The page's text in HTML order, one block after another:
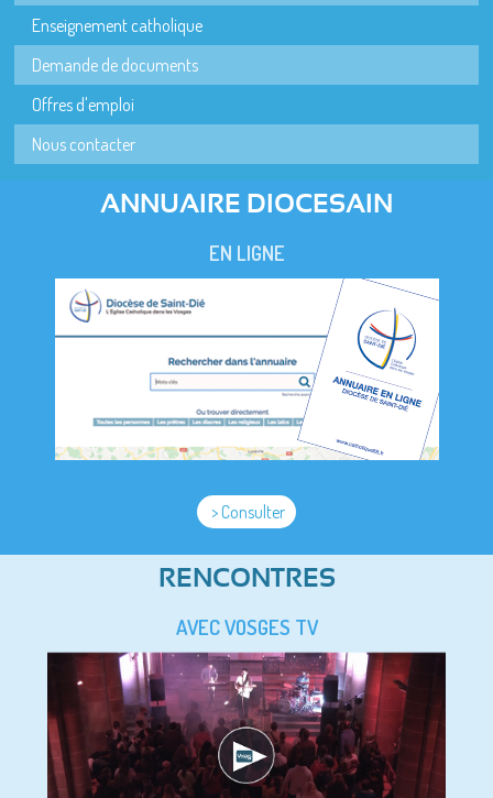
Enseignement catholique
Demande de documents
Offres d'emploi
Nous contacter
ANNUAIRE DIOCESAIN
EN LIGNE
> Consulter
RENCONTRES
AVEC VOSGES TV